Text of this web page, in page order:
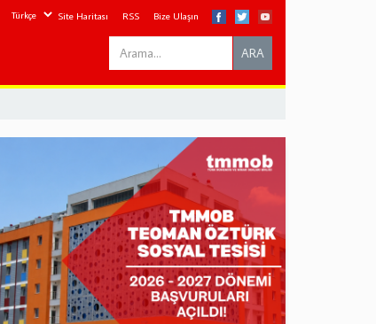
Site Haritası RSS Bize Ulaşın
Search
this
ARA